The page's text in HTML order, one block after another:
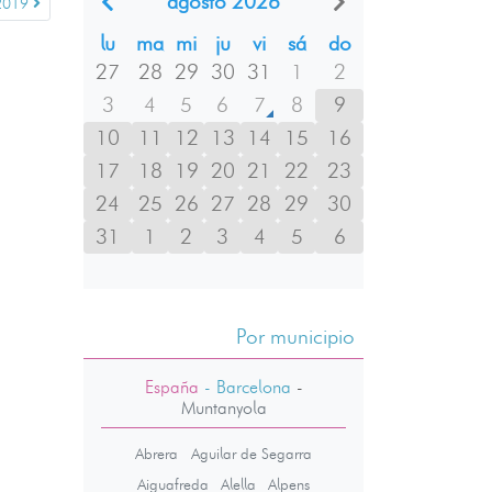
lu
ma mi ju vi sá
do
27
28 29 30 31 1
2
3
4 5 6 7 8
9
10
11 12 13 14 15
16
17
18 19 20 21 22
23
24
25 26 27 28 29
30
31
1 2 3 4 5 6
Por municipio
España - Barcelona -
Muntanyola
Abrera
Aguilar de Segarra
Aiguafreda
Alella
Alpens